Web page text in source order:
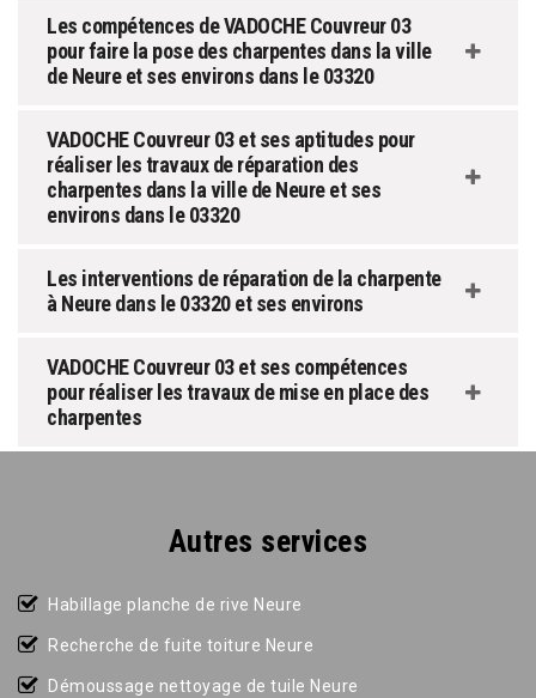
Les compétences de VADOCHE Couvreur 03
pour faire la pose des charpentes dans la ville
de Neure et ses environs dans le 03320
VADOCHE Couvreur 03 et ses aptitudes pour
réaliser les travaux de réparation des
charpentes dans la ville de Neure et ses
environs dans le 03320
Les interventions de réparation de la charpente
à Neure dans le 03320 et ses environs
VADOCHE Couvreur 03 et ses compétences
pour réaliser les travaux de mise en place des
charpentes
Autres services
Habillage planche de rive Neure
Recherche de fuite toiture Neure
Démoussage nettoyage de tuile Neure